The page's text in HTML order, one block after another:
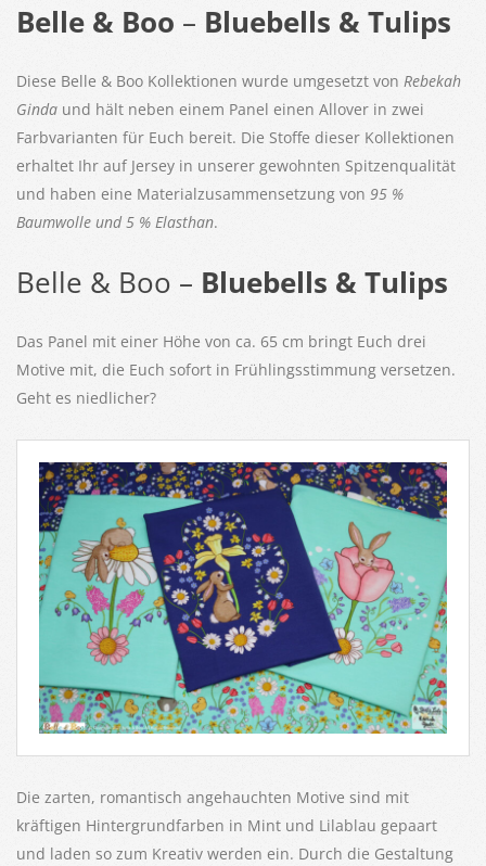
Belle & Boo – Bluebells & Tulips
Diese Belle & Boo Kollektionen wurde umgesetzt von Rebekah
Ginda und hält neben einem Panel einen Allover in zwei
Farbvarianten für Euch bereit. Die Stoffe dieser Kollektionen
erhaltet Ihr auf Jersey in unserer gewohnten Spitzenqualität
und haben eine Materialzusammensetzung von 95 %
Baumwolle und 5 % Elasthan.
Belle & Boo – Bluebells & Tulips
Das Panel mit einer Höhe von ca. 65 cm bringt Euch drei
Motive mit, die Euch sofort in Frühlingsstimmung versetzen.
Geht es niedlicher?
Die zarten, romantisch angehauchten Motive sind mit
kräftigen Hintergrundfarben in Mint und Lilablau gepaart
und laden so zum Kreativ werden ein. Durch die Gestaltung